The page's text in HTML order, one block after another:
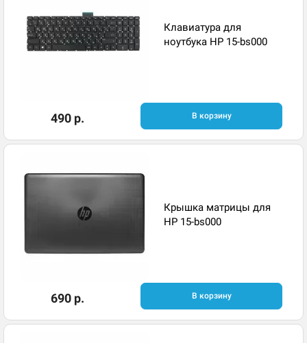
Клавиатура для
ноутбука HP 15-bs000
490 р. В корзину
Крышка матрицы для
HP 15-bs000
690 р. В корзину